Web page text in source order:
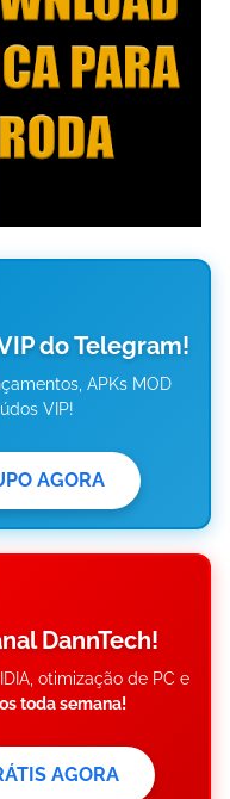
do Telegram!
APKs MOD
VIP!
AGORA
DannTech!
otimização de PC e
toda semana!
AGORA